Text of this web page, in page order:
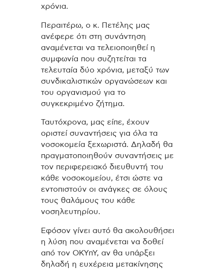
χρόνια.
Περαιτέρω, ο κ. Πετέλης μας
ανέφερε ότι στη συνάντηση
αναμένεται να τελειοποιηθεί η
συμφωνία που συζητείται τα
τελευταία δύο χρόνια, μεταξύ των
συνδικαλιστικών οργανώσεων και
του οργανισμού για το
συγκεκριμένο ζήτημα.
Ταυτόχρονα, μας είπε, έχουν
οριστεί συναντήσεις για όλα τα
νοσοκομεία ξεχωριστά. Δηλαδή θα
πραγματοποιηθούν συναντήσεις με
τον περιφερειακό διευθυντή του
κάθε νοσοκομείου, έτσι ώστε να
εντοπιστούν οι ανάγκες σε όλους
τους θαλάμους του κάθε
νοσηλευτηρίου.
Εφόσον γίνει αυτό θα ακολουθήσει
η λύση που αναμένεται να δοθεί
από τον ΟΚΥπΥ, αν θα υπάρξει
δηλαδή η ευχέρεια μετακίνησης